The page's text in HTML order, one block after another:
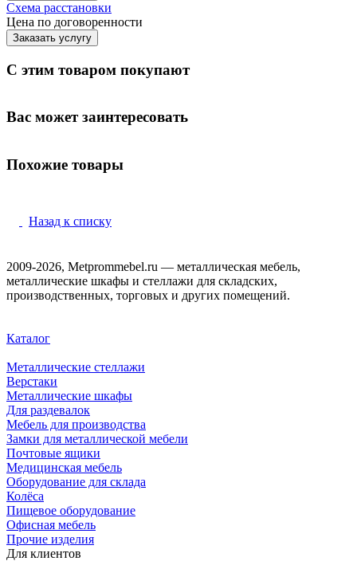
Схема расстановки
Цена по договоренности
Заказать услугу
С этим товаром покупают
Вас может заинтересовать
Похожие товары
Назад к списку
2009-2026, Metprommebel.ru — металлическая мебель,
металлические шкафы и стеллажи для складских,
производственных, торговых и других помещений.
Каталог
Металлические стеллажи
Верстаки
Металлические шкафы
Для раздевалок
Мебель для производства
Замки для металлической мебели
Почтовые ящики
Медицинская мебель
Оборудование для склада
Колёса
Пищевое оборудование
Офисная мебель
Прочие изделия
Для клиентов